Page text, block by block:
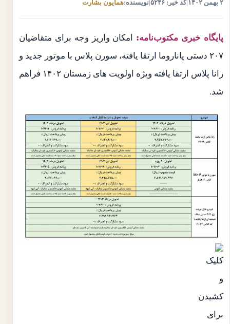
۲ بهمن ۱۴۰۲ |کد خبر: ۵۲۴۶ نویسنده:همایون بشارت
پایگاه خبری مکتوب‌نامه: امکان واریز وجه برای متقاضیان
۲۰۷ دستی پاناروما ارتقا یافته، سورن پلاس با موتور جدید و
رانا پلاس ارتقا یافته ویژه اولویت های زمستان ۱۴۰۲ فراهم
شد.